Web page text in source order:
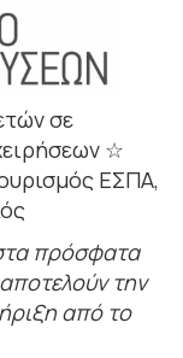
σε
☆
ΕΣΠΑ,
πρόσφατα
την
από το